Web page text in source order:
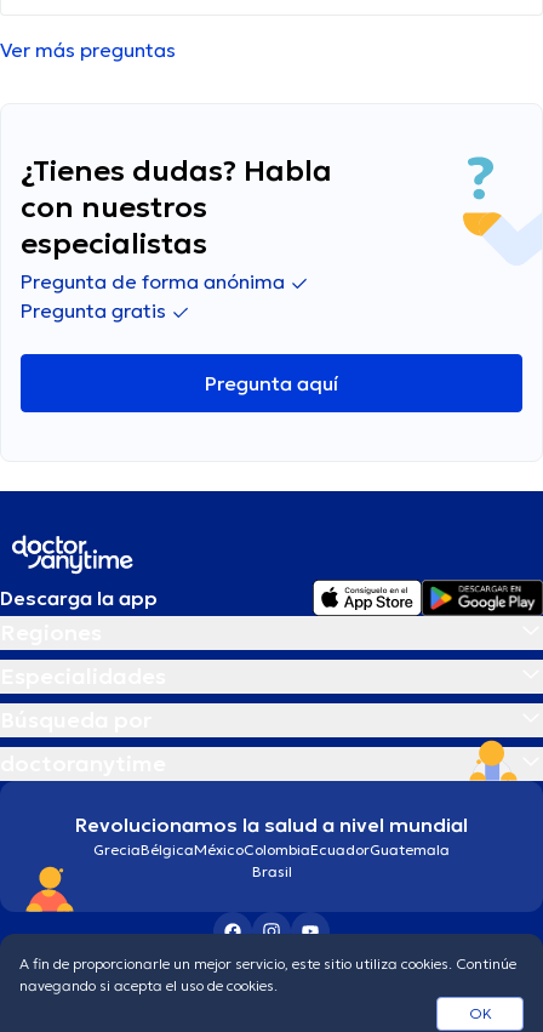
encontrado soluciones. Tengo problemas de
acordarme nombres de personas, no siempre
duermen bien o por lo menos más horas que yo
Ver más preguntas
¿Tienes dudas? Habla
con nuestros
especialistas
Pregunta de forma anónima
Pregunta gratis
Pregunta aquí
Descarga la app
Revolucionamos la salud a nivel mundial
GreciaBélgicaMéxicoColombiaEcuadorGuatemala
Brasil
Condiciones generales
Política de protección de los datos personales
A fin de proporcionarle un mejor servicio, este sitio utiliza cookies. Continúe
navegando si acepta el uso de cookies.
OK